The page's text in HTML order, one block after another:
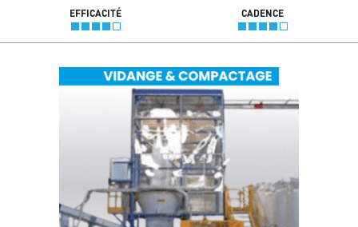
EFFICACITÉ CADENCE